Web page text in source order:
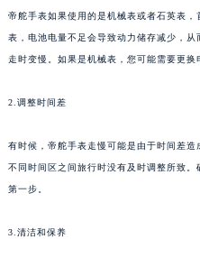
帝舵手表如果使用的是机械表或者石英表
表，电池电量不足会导致动力储存减少，
走时变慢。如果是机械表，您可能需要更换
2.调整时间差
有时候，帝舵手表走慢可能是由于时间差
不同时间区之间旅行时没有及时调整所致
第一步。
3.清洁和保养